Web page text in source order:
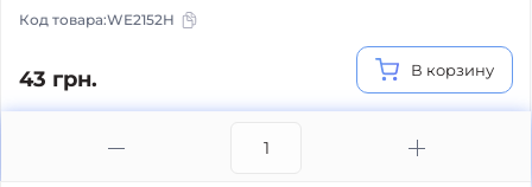
Код товара:WE2152H
43 грн. В корзину